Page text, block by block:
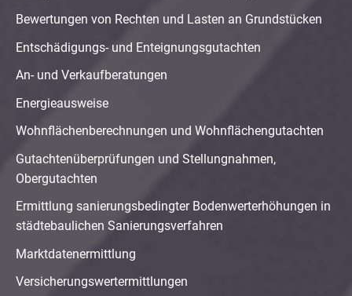
Bewertungen von Rechten und Lasten an Grundstücken
Entschädigungs- und Enteignungsgutachten
An- und Verkaufberatungen
Energieausweise
Wohnflächenberechnungen und Wohnflächengutachten
Gutachtenüberprüfungen und Stellungnahmen,
Obergutachten
Ermittlung sanierungsbedingter Bodenwerterhöhungen in
städtebaulichen Sanierungsverfahren
Marktdatenermittlung
Versicherungswertermittlungen